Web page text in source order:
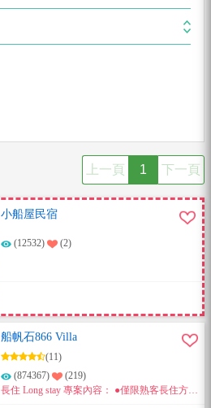
上一頁 1 下一頁
小船屋民宿
(12532) (2)
船帆石866 Villa
(11)
(874367)
(219)
長住 Long stay 專案內容： ●僅限熟客長住方案